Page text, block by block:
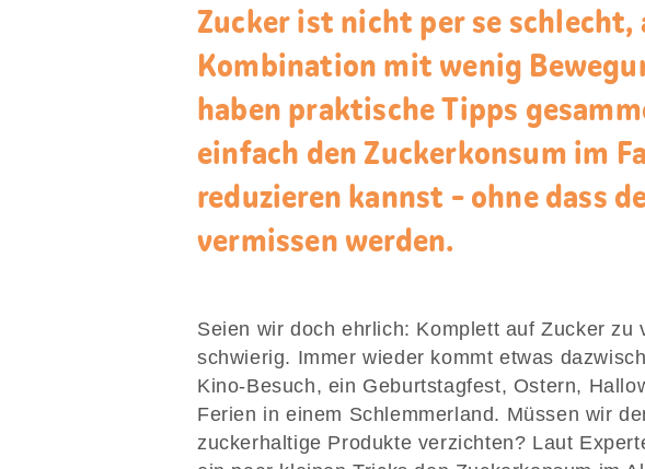
Zucker ist nicht per se schlecht,
Kombination mit wenig
haben praktische Tipps
einfach den Zuckerkonsum im
reduzieren kannst - ohne dass
vermissen werden.
Seien wir doch ehrlich: Komplett auf Zucker zu
schwierig. Immer wieder kommt etwas
Kino-Besuch, ein Geburtstagfest, Ostern,
Ferien in einem Schlemmerland. Müssen wir
zuckerhaltige Produkte verzichten? Laut